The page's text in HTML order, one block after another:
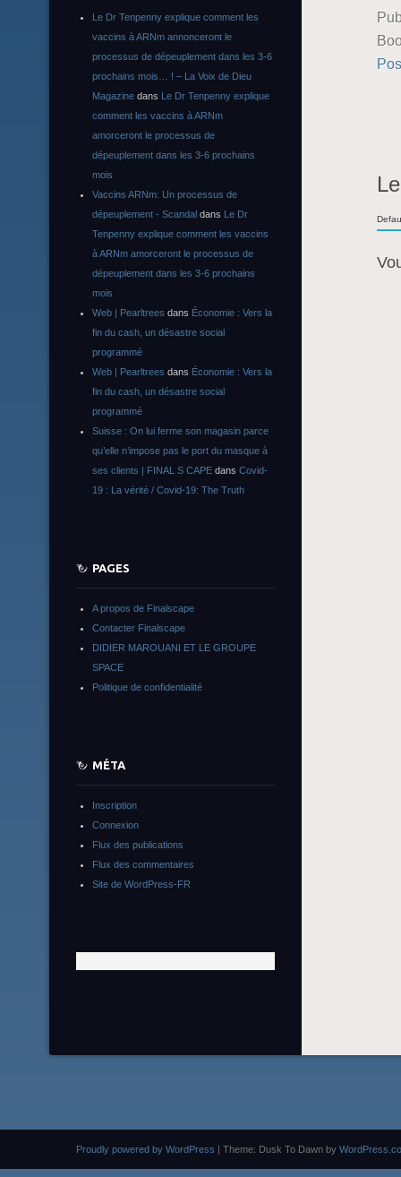
Le Dr Tenpenny explique comment les
vaccins à ARNm annonceront le
processus de dépeuplement dans les 3-6
prochains mois… ! – La Voix de Dieu
Magazine dans Le Dr Tenpenny explique
comment les vaccins à ARNm
amorceront le processus de
dépeuplement dans les 3-6 prochains
mois
Vaccins ARNm: Un processus de
dépeuplement - Scandal dans Le Dr
Tenpenny explique comment les vaccins
à ARNm amorceront le processus de
dépeuplement dans les 3-6 prochains
mois
Web | Pearltrees dans Économie : Vers la
fin du cash, un désastre social
programmé
Web | Pearltrees dans Économie : Vers la
fin du cash, un désastre social
programmé
Suisse : On lui ferme son magasin parce
qu’elle n’impose pas le port du masque à
ses clients | FINAL S CAPE dans Covid-
19 : La vérité / Covid-19: The Truth
PAGES
A propos de Finalscape
Contacter Finalscape
DIDIER MAROUANI ET LE GROUPE
SPACE
Politique de confidentialité
MÉTA
Inscription
Connexion
Flux des publications
Flux des commentaires
Site de WordPress-FR
Proudly powered by WordPress | Theme: Dusk To Dawn by